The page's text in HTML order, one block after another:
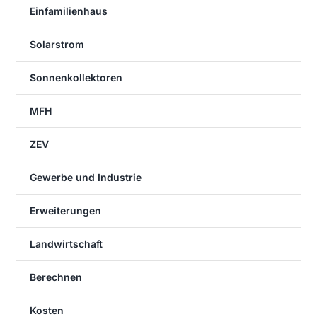
Einfamilienhaus
Solarstrom
Sonnenkollektoren
MFH
ZEV
Gewerbe und Industrie
Erweiterungen
Landwirtschaft
Berechnen
Kosten